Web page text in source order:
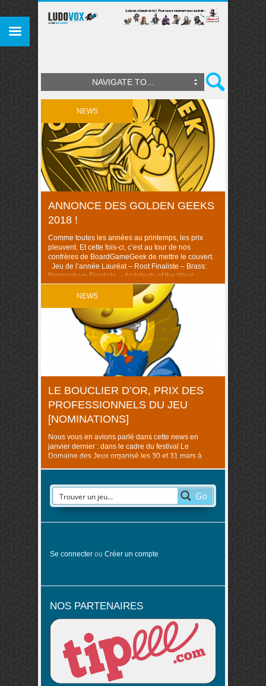
NAVIGATE TO...
NEWS
ANNONCE DES GOLDEN GEEKS
2018 !
Comme toutes les années au printemps, les prix
pleuvent. Et cette fois-ci, c’est au tour de nos
confrères de BoardGameGeek de mettre le couvert.
Jeu de l’année Lauréat – Root Finaliste – Brass:
Birmingham Finaliste – Architects of the West
Kingdom Voir Root à cette place ne nous étonne
guère : c’est un excellent ..
NEWS
LE BOUCLIER D’OR, PRIX DES
PROFESSIONNELS DU JEU
[NOMINATIONS]
Nous vous en avions parlé dans cette news en
janvier dernier : dans le cadre du festival Le
Domaine des Jeux organisé les 30 et 31 mars à
professionnels ». La démarche est de rassembler
les différentes grandes entités ludiques
professionnelles (éditeurs, ..
Go
Se connecter ou Créer un compte
NOS PARTENAIRES